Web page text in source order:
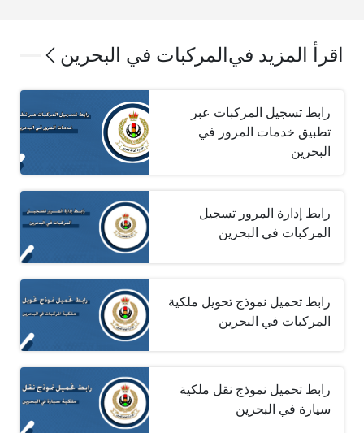
اقرأ المزيد في المركبات في البحرين
رابط تسجيل المركبات عبر
تطبيق خدمات المرور في
البحرين
رابط إدارة المرور تسجيل
المركبات في البحرين
رابط تحميل نموذج تحويل ملكية
المركبات في البحرين
رابط تحميل نموذج نقل ملكية
سيارة في البحرين